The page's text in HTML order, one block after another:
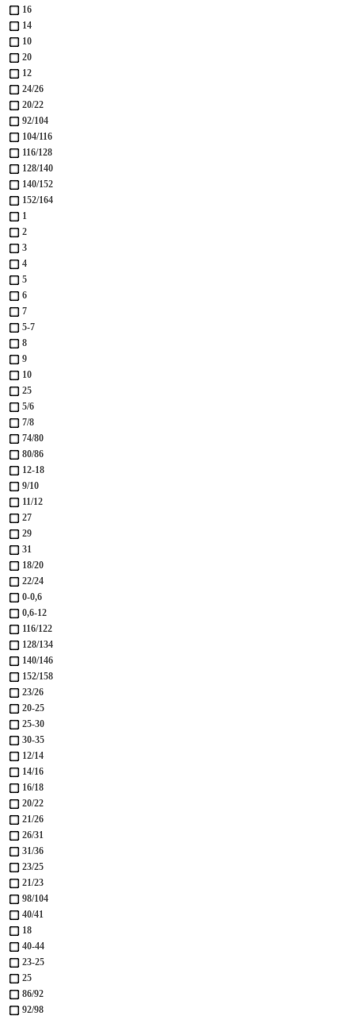
16
14
10
20
12
24/26
20/22
92/104
104/116
116/128
128/140
140/152
152/164
1
2
3
4
5
6
7
5-7
8
9
10
25
5/6
7/8
74/80
80/86
12-18
9/10
11/12
27
29
31
18/20
22/24
0-0,6
0,6-12
116/122
128/134
140/146
152/158
23/26
20-25
25-30
30-35
12/14
14/16
16/18
20/22
21/26
26/31
31/36
23/25
21/23
98/104
40/41
18
40-44
23-25
25
86/92
92/98